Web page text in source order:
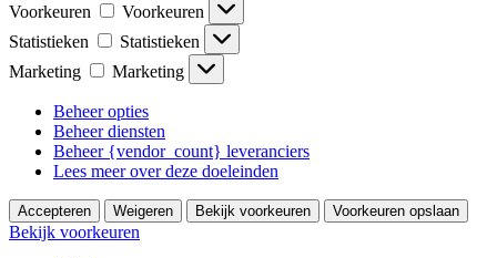
Voorkeuren
Voorkeuren
Statistieken
Statistieken
Marketing
Marketing
Beheer opties
Beheer diensten
Beheer {vendor_count} leveranciers
Lees meer over deze doeleinden
Accepteren Weigeren Bekijk voorkeuren Voorkeuren opslaan
Bekijk voorkeuren